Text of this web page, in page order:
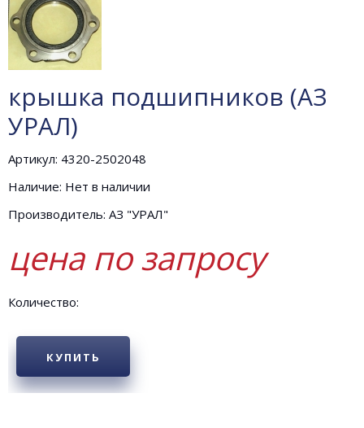
крышка подшипников (АЗ
УРАЛ)
Артикул: 4320-2502048
Наличие: Нет в наличии
Производитель: АЗ "УРАЛ"
цена по запросу
Количество:
КУПИТЬ